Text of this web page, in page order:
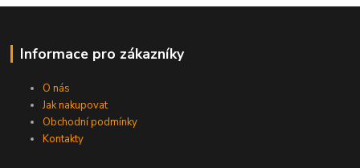
Informace pro zákazníky
O nás
Jak nakupovat
Obchodní podmínky
Kontakty